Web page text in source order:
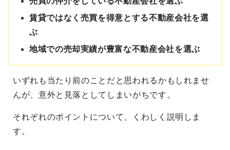
賃貸ではなく売買を得意とする不動産会社を選
ぶ
地域での売却実績が豊富な不動産会社を選ぶ
いずれも当たり前のことだと思われるかもしれませ
んが、意外と見落としてしまいがちです。
それぞれのポイントについて、くわしく説明しま
す。